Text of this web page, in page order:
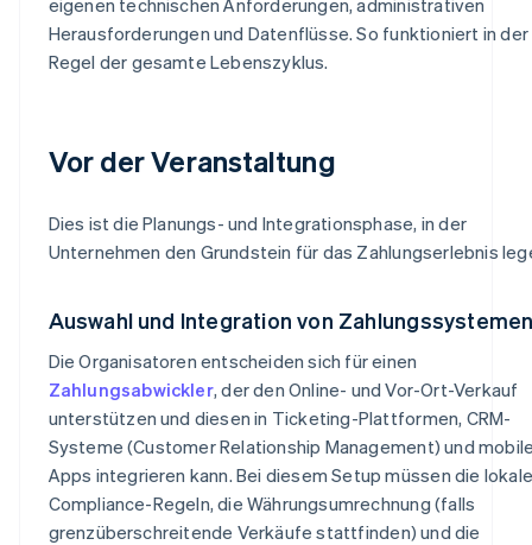
Herausforderungen und Datenflüsse. So funktioniert in der
Regel der gesamte Lebenszyklus.
Vor der Veranstaltung
Dies ist die Planungs- und Integrationsphase, in der
Unternehmen den Grundstein für das Zahlungserlebnis
Auswahl und Integration von
Die Organisatoren entscheiden sich für einen
Zahlungsabwickler, der den Online- und Vor-Ort-Verkauf
unterstützen und diesen in Ticketing-Plattformen, CRM-
Systeme (Customer Relationship Management) und
Apps integrieren kann. Bei diesem Setup müssen die
Compliance-Regeln, die Währungsumrechnung (falls
grenzüberschreitende Verkäufe stattfinden) und die